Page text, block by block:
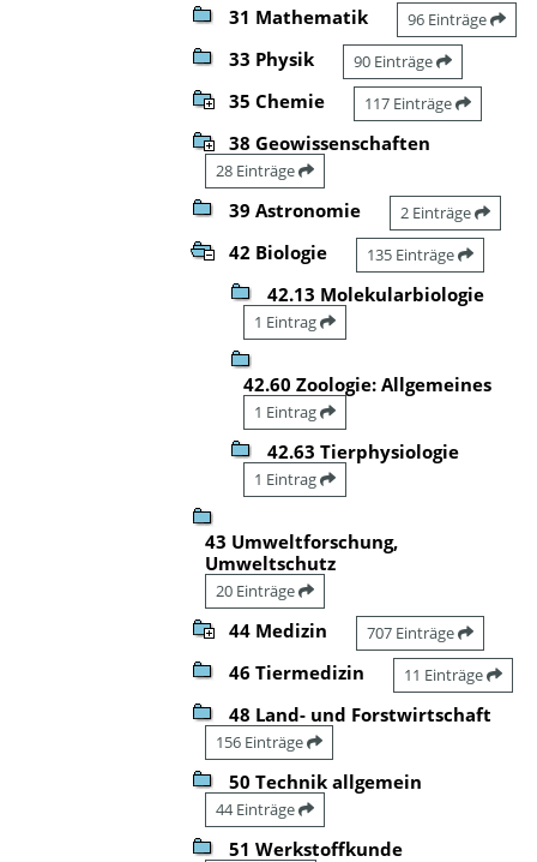
31 Mathematik 96 Einträge
33 Physik 90 Einträge
35 Chemie 117 Einträge
38 Geowissenschaften
28 Einträge
39 Astronomie 2 Einträge
42 Biologie 135 Einträge
42.13 Molekularbiologie
1 Eintrag
42.60 Zoologie: Allgemeines
1 Eintrag
42.63 Tierphysiologie
1 Eintrag
43 Umweltforschung,
Umweltschutz
20 Einträge
44 Medizin 707 Einträge
46 Tiermedizin 11 Einträge
48 Land- und Forstwirtschaft
156 Einträge
50 Technik allgemein
44 Einträge
51 Werkstoffkunde